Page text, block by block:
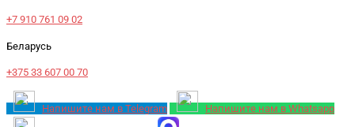
+7 910 761 09 02
Беларусь
+375 33 607 00 70
Напишите нам в Telegram Напишите нам в Whatsapp